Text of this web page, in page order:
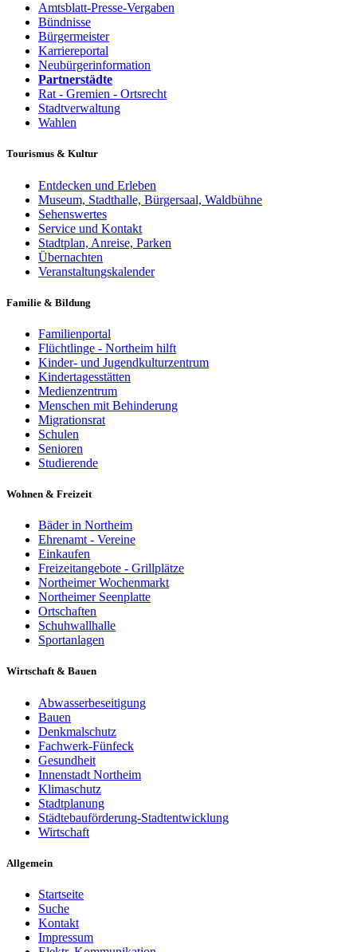
Amtsblatt-Presse-Vergaben
Bündnisse
Bürgermeister
Karriereportal
Neubürgerinformation
Partnerstädte
Rat - Gremien - Ortsrecht
Stadtverwaltung
Wahlen
Tourismus & Kultur
Entdecken und Erleben
Museum, Stadthalle, Bürgersaal, Waldbühne
Sehenswertes
Service und Kontakt
Stadtplan, Anreise, Parken
Übernachten
Veranstaltungskalender
Familie & Bildung
Familienportal
Flüchtlinge - Northeim hilft
Kinder- und Jugendkulturzentrum
Kindertagesstätten
Medienzentrum
Menschen mit Behinderung
Migrationsrat
Schulen
Senioren
Studierende
Wohnen & Freizeit
Bäder in Northeim
Ehrenamt - Vereine
Einkaufen
Freizeitangebote - Grillplätze
Northeimer Wochenmarkt
Northeimer Seenplatte
Ortschaften
Schuhwallhalle
Sportanlagen
Wirtschaft & Bauen
Abwasserbeseitigung
Bauen
Denkmalschutz
Fachwerk-Fünfeck
Gesundheit
Innenstadt Northeim
Klimaschutz
Stadtplanung
Städtebauförderung-Stadtentwicklung
Wirtschaft
Allgemein
Startseite
Suche
Kontakt
Impressum